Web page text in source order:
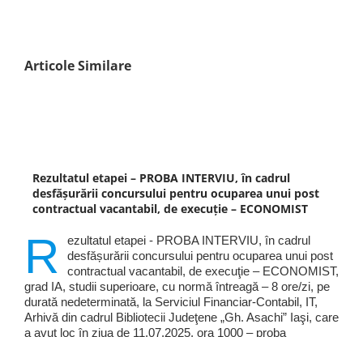
Articole Similare
Rezultatul etapei – PROBA INTERVIU, în cadrul
desfășurării concursului pentru ocuparea unui post
contractual vacantabil, de execuţie – ECONOMIST
R
ezultatul etapei - PROBA INTERVIU, în cadrul
desfășurării concursului pentru ocuparea unui post
contractual vacantabil, de execuţie – ECONOMIST,
grad IA, studii superioare, cu normă întreagă – 8 ore/zi, pe
durată nedeterminată, la Serviciul Financiar-Contabil, IT,
Arhivă din cadrul Bibliotecii Judeţene „Gh. Asachi” Iaşi, care
a avut loc în ziua de 11.07.2025, ora 1000 – proba